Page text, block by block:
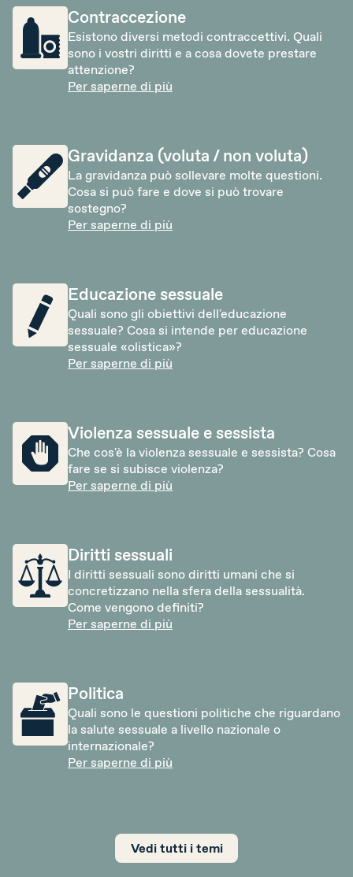
Contraccezione
Esistono diversi metodi contraccettivi. Quali
sono i vostri diritti e a cosa dovete prestare
attenzione?
Per saperne di più
Gravidanza (voluta / non voluta)
La gravidanza può sollevare molte questioni.
Cosa si può fare e dove si può trovare
sostegno?
Per saperne di più
Educazione sessuale
Quali sono gli obiettivi dell'educazione
sessuale? Cosa si intende per educazione
sessuale «olistica»?
Per saperne di più
Violenza sessuale e sessista
Che cos'è la violenza sessuale e sessista? Cosa
fare se si subisce violenza?
Per saperne di più
Diritti sessuali
I diritti sessuali sono diritti umani che si
concretizzano nella sfera della sessualità.
Come vengono definiti?
Per saperne di più
Politica
Quali sono le questioni politiche che riguardano
la salute sessuale a livello nazionale o
internazionale?
Per saperne di più
Vedi tutti i temi